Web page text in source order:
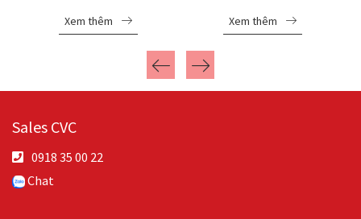
Xem thêm
FR22GR69V135T
Xem thêm
Sales CVC
0918 35 00 22
Chat